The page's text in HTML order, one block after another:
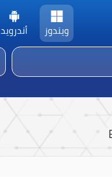
ويندوز أندرويد